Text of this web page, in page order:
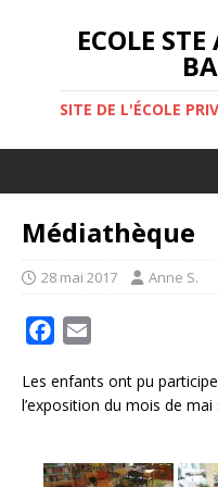
ECOLE
SITE DE L'ÉCOLE
Médiathèque
28 mai 2017 Anne S.
c
e
o
a
i
Les enfants ont pu
l’exposition du mois de